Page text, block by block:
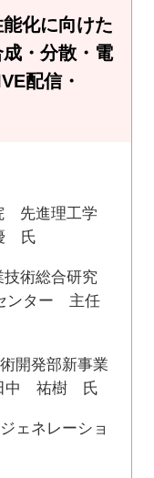
化に向けた
・分散・電
配信・
先進理工学
氏
術総合研究
ンター 主任
開発部新事業
中 祐樹 氏
ェネレーショ